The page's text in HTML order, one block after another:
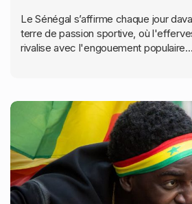
Le Sénégal s’affirme chaque jour
terre de passion sportive, où
rivalise avec l'engouement populaire...